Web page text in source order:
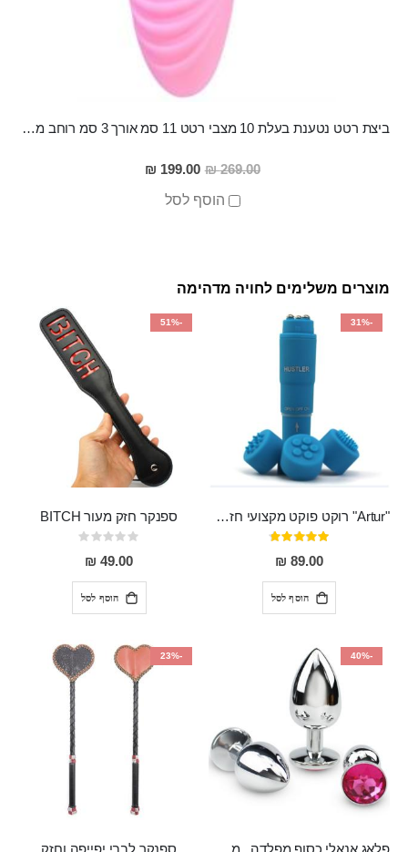
ביצת רטט נטענת בעלת 10 מצבי רטט 11 סמ אורך 3 סמ רוחב מסיליקון רפואי מופעלת ע''י אפליקציה BEKO
269.00 ₪
מחיר
מבצע
199.00 ₪
הוסף לסל
מוצרים משלימים לחויה מדהימה
-31%
"Artur" רוקט פוקט מקצועי חזק במיוחד
דירוג:
95%
89.00 ₪
הוסף לסל
-51%
ספנקר חזק מעור BITCH
Rating:
0%
49.00 ₪
הוסף לסל
-40%
-23%